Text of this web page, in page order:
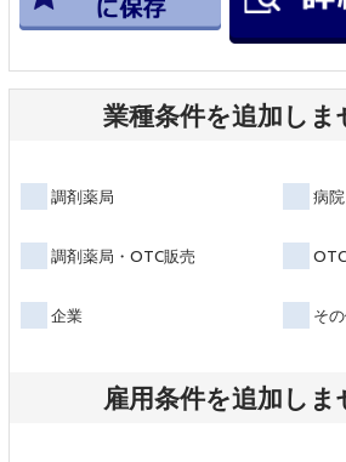
業種条件を追加しま
調剤薬局 病院
調剤薬局・OTC販売
企業 そ
雇用条件を追加しま